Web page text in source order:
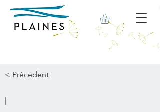
< Précédent
|